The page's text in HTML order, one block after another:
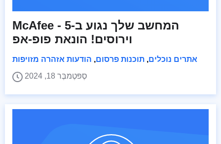
McAfee - המחשב שלך נגוע ב-5
וירוסים! הונאת פופ-אפ
אתרים נוכלים, תוכנות פרסום, הודעות אזהרה מזויפות
סֶפּטֶמבֶּר 18, 2024